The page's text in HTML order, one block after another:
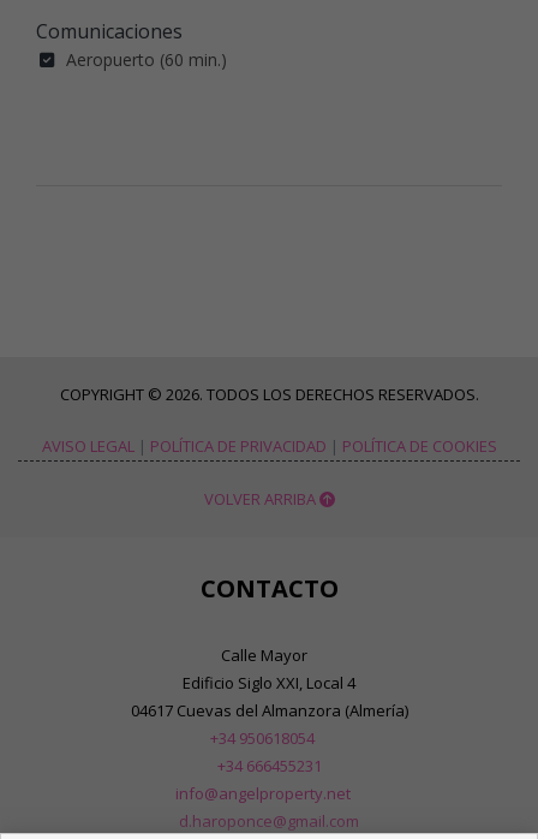
Comunicaciones
Aeropuerto (60 min.)
COPYRIGHT © 2026. TODOS LOS DERECHOS RESERVADOS.
AVISO LEGAL| POLÍTICA DE PRIVACIDAD | POLÍTICA DE COOKIES
VOLVER ARRIBA
CONTACTO
Calle Mayor
Edificio Siglo XXI, Local 4
04617 Cuevas del Almanzora (Almería)
+34 950618054
+34 666455231
info@angelproperty.net
d.haroponce@gmail.com